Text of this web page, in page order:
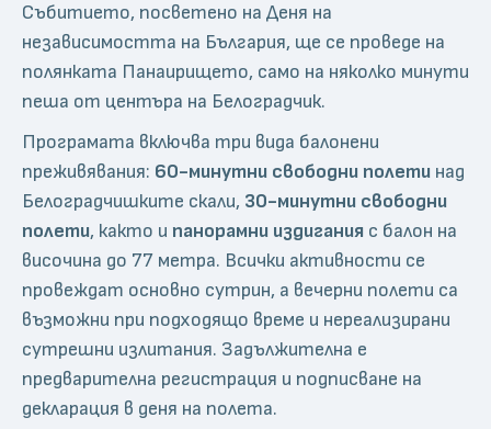
Събитието, посветено на Деня на
независимостта на България, ще се проведе на
полянката Панаирището, само на няколко минути
пеша от центъра на Белоградчик.
Програмата включва три вида балонени
преживявания: 60-минутни свободни полети над
Белоградчишките скали, 30-минутни свободни
полети, както и панорамни издигания с балон на
височина до 77 метра. Всички активности се
провеждат основно сутрин, а вечерни полети са
възможни при подходящо време и нереализирани
сутрешни излитания. Задължителна е
предварителна регистрация и подписване на
декларация в деня на полета.